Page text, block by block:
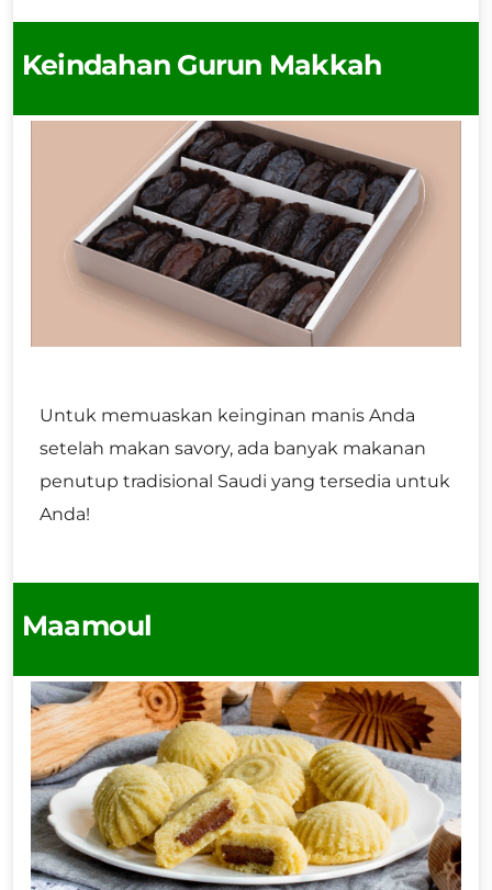
Keindahan Gurun Makkah
Untuk memuaskan keinginan manis Anda
setelah makan savory, ada banyak makanan
penutup tradisional Saudi yang tersedia untuk
Anda!
Maamoul